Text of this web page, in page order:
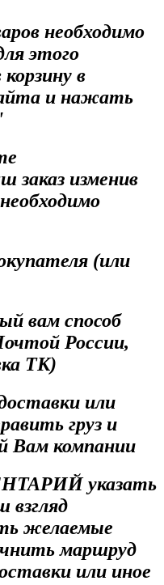
необходимо
этого
в
и нажать
заказ изменив
(или
вам способ
России,
ТК)
или
груз и
Вам компании
указать
желаемые
маршруд
или иное